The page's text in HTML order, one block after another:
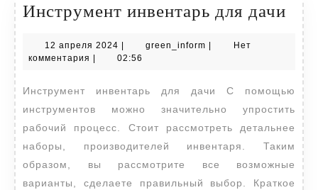
Инструмент инвентарь для дачи
для
12 апреля 2024 12
апреля
green_inform green_inform
Нет
комментария
02:56
Инструмент инвентарь для дачи С помощью
инструментов можно значительно упростить
рабочий процесс. Стоит рассмотреть детальнее
наборы, производителей инвентаря. Таким
образом, вы рассмотрите все возможные
варианты, сделаете правильный выбор. Краткое